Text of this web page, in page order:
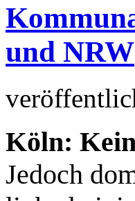
und NRW
Köln:
Jedoch